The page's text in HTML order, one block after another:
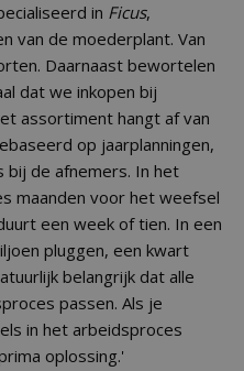
in Ficus,
van de moederplant. Van
Daarnaast bewortelen
dat we inkopen bij
assortiment hangt af van
op jaarplanningen,
bij de afnemers. In het
maanden voor het weefsel
een week of tien. In een
pluggen, een kwart
belangrijk dat alle
passen. Als je
in het arbeidsproces
oplossing.'